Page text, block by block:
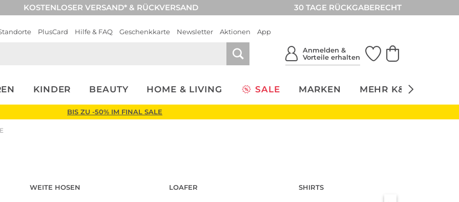
KOSTENLOSER VERSAND* & RÜCKVERSAND 30 TAGE RÜCKGABERECHT
PlusCard Hilfe & FAQ Geschenkkarte Newsletter Aktionen App
Anmelden &
Vorteile erhalten
KINDER BEAUTY HOME & LIVING SALE MARKEN MEHR K&Ö
BIS ZU -50% IM FINAL SALE
WEITE HOSEN LOAFER SHIRTS